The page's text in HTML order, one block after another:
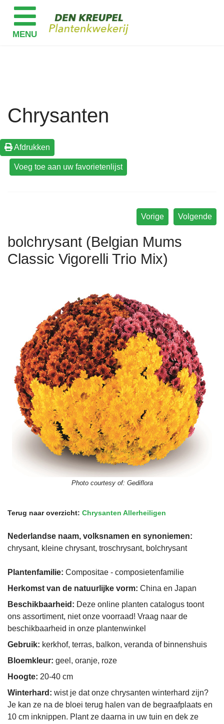
Chrysanten
Afdrukken
Volgende
Vorige
bolchrysant (Belgian Mums
Classic Vigorelli Trio Mix)
Photo courtesy of: Gediflora
Terug naar overzicht: Chrysanten Allerheiligen
Nederlandse naam, volksnamen en synoniemen:
chrysant, kleine chrysant, troschrysant, bolchrysant
Plantenfamilie: Compositae - composietenfamilie
Herkomst van de natuurlijke vorm: China en Japan
Beschikbaarheid: Deze online planten catalogus toont
ons assortiment, niet onze voorraad! Vraag naar de
beschikbaarheid in onze plantenwinkel
Gebruik: kerkhof, terras, balkon, veranda of binnenshuis
Bloemkleur: geel, oranje, roze
Hoogte: 20-40 cm
Winterhard: wist je dat onze chrysanten winterhard zijn?
Je kan ze na de bloei terug halen van de begraafplaats en
10 cm inknippen. Plant ze daarna in uw tuin en dek ze